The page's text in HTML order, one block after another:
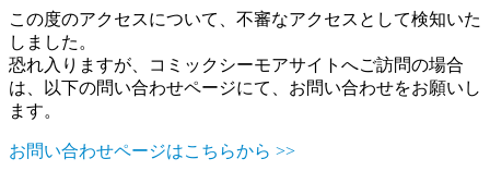
この度のアクセスについて、不審なアクセスとして検知いた
しました。
恐れ入りますが、コミックシーモアサイトへご訪問の場合
は、以下の問い合わせページにて、お問い合わせをお願いし
ます。
お問い合わせページはこちらから >>